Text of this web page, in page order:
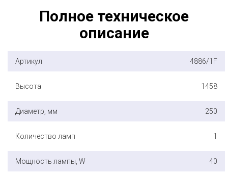
Полное техническое
описание
Артикул 4886/1F
Высота 1458
Диаметр, мм 250
Количество ламп 1
Мощность лампы, W 40